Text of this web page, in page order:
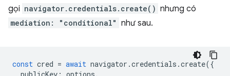
gọi navigator.credentials.create() nhưng có
mediation: "conditional" như sau.
const cred = await navigator .credentials .create({
publicKey : options,